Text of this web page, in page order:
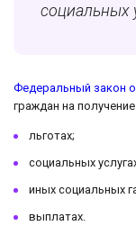
социальных
Федеральный закон
граждан на получение
льготах;
социальных
иных социальных
выплатах.